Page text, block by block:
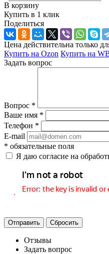
В корзину
Купить в 1 клик
Поделиться
Цена действительна только
Купить на Ozon Купить на
Задать вопрос
Вопрос *
Ваше имя *
Телефон *
E-mail
* обязательные поля
Я даю согласие на
Отправить Сбросить
Отзывы
Задать вопрос